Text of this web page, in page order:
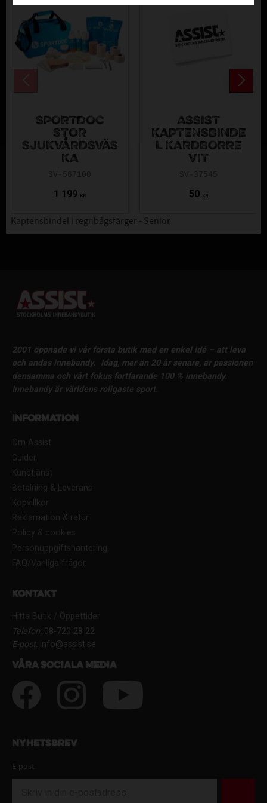
SPORTDOC
STOR
SJUKVÅRDSVÄS
KA
1 199 KR
ASSIST
KAPTENSBINDE
L KARDBORRE
VIT
50 KR
Kaptensbindel i regnbågsfärger - Senior
2001 öppnade vi vår första butik med en enkel idé – att leva
och andas innebandy.
Idag, mer än 20 år senare, är passionen
densamma och vårt fokus fortfarande 100 % innebandy.
Innebandy är världens roligaste sport.
Information
Om Assist
Guider
Kundtjänst
Betalning & Leverans
Köpvillkor
Reklamation & retur
Policy & cookies
Personuppgiftshantering
FAQ/Vanliga frågor
Kontakt
Hitta Butik / Öppettider
Telefon:08-720 28 22
E-post:Info@assist.se
Våra sociala media
Nyhetsbrev
E-post